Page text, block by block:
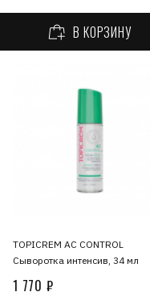
В КОРЗИНУ
TOPICREM АС CONTROL
Сыворотка интенсив, 34 мл
1 770 ₽